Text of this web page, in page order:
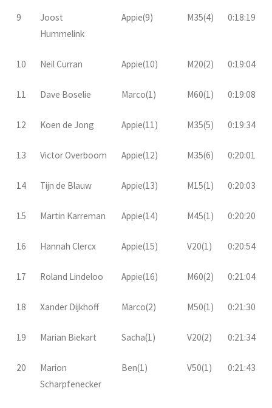
9
Joost
Hummelink
Appie(9) M35(4) 0:18:19
10 Neil Curran Appie(10) M20(2) 0:19:04
11 Dave Boselie Marco(1) M60(1) 0:19:08
12 Koen de Jong Appie(11) M35(5) 0:19:34
13 Victor Overboom Appie(12) M35(6) 0:20:01
14 Tijn de Blauw Appie(13) M15(1) 0:20:03
15 Martin Karreman Appie(14) M45(1) 0:20:20
16 Hannah Clercx Appie(15) V20(1) 0:20:54
17 Roland Lindeloo Appie(16) M60(2) 0:21:04
18 Xander Dijkhoff Marco(2) M50(1) 0:21:30
19 Marian Biekart Sacha(1) V20(2) 0:21:34
20
Marion
Scharpfenecker
Ben(1) V50(1) 0:21:43